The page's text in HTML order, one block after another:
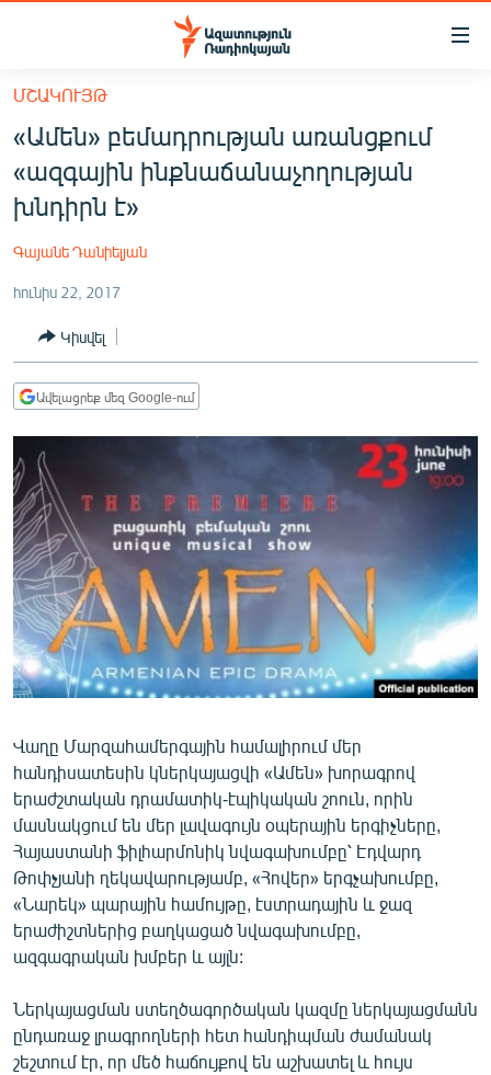
Մատչելիության
հիմնական
բովանդակությանը
հիմնական
մենյուին
ՀԱՅԱՍՏԱՆ
ՔԱՂԱՔԱԿԱՆ
ՏՆՏԵՍՈՒԹՅՈՒՆ
ՂԱՐԱԲԱՂ
ՏԱՐԱԾԱՇՐՋԱՆ
ՄԻՋԱԶԳԱՅԻՆ
ՄՇԱԿՈՒՅԹ
ՍՊՈՐՏ
ՄԵԿՆԱԲԱՆՈՒԹՅՈՒՆ
ՏՏ ԵՒ ԻՆՏԵՐՆԵՏ
ԱՐԽԻՎ
ՏԵՍԱՆՅՈՒԹԵՐ
ԲԱՆԱՎԵՃ
ՁԳՏԵԼՈՎ ԼԱՎԱԳՈՒՅՆԻՆ
ՓՈԴՔԱՍԹ
Հայերեն
English
Русский
ՄՇԱԿՈՒՅԹ
«Ամեն» բեմադրության առանցքում
«ազգային ինքնաճանաչողության
խնդիրն է»
Գայանե Դանիելյան
հունիս 22, 2017
Կիսվել
Ավելացրեք մեզ Google-ում
Վաղը Մարզահամերգային համալիրում մեր
հանդիսատեսին կներկայացվի «Ամեն» խորագրով
երաժշտական դրամատիկ-էպիկական շոուն, որին
մասնակցում են մեր լավագույն օպերային երգիչները,
Հայաստանի ֆիլհարմոնիկ նվագախումբը՝ Էդվարդ
Թոփչյանի ղեկավարությամբ, «Հովեր» երգչախումբը,
«Նարեկ» պարային համույթը, էստրադային և ջազ
երաժիշտներից բաղկացած նվագախումբը,
ազգագրական խմբեր և այլն:
Ներկայացման ստեղծագործական կազմը ներկայացմանն
ընդառաջ լրագրողների հետ հանդիպման ժամանակ
շեշտում էր, որ մեծ հաճույքով են աշխատել և հույս